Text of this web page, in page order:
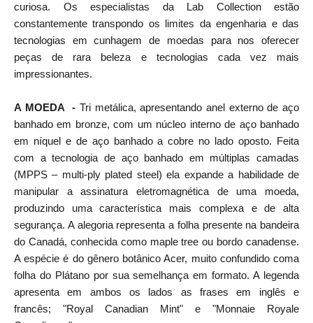
curiosa. Os especialistas da Lab Collection estão
constantemente transpondo os limites da engenharia e das
tecnologias em cunhagem de moedas para nos oferecer
peças de rara beleza e tecnologias cada vez mais
impressionantes.
A MOEDA - Tri metálica, apresentando anel externo de aço
banhado em bronze, com um núcleo interno de aço banhado
em níquel e de aço banhado a cobre no lado oposto. Feita
com a tecnologia de aço banhado em múltiplas camadas
(MPPS – multi-ply plated steel) ela expande a habilidade de
manipular a assinatura eletromagnética de uma moeda,
produzindo uma característica mais complexa e de alta
segurança. A alegoria representa a folha presente na bandeira
do Canadá, conhecida como maple tree ou bordo canadense.
A espécie é do gênero botânico Acer, muito confundido coma
folha do Plátano por sua semelhança em formato. A legenda
apresenta em ambos os lados as frases em inglês e
francês; "Royal Canadian Mint" e "Monnaie Royale